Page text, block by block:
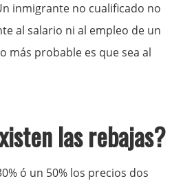
inmigrante no cualificado no
al salario ni al empleo de un
más probable es que sea al
las rebajas?
ó un 50% los precios dos